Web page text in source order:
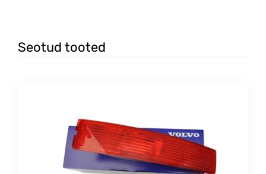
Seotud tooted